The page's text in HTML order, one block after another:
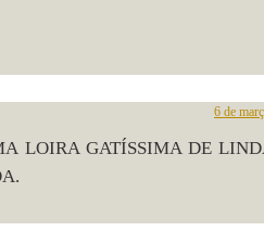
6 de
LOIRA GATÍSSIMA DE